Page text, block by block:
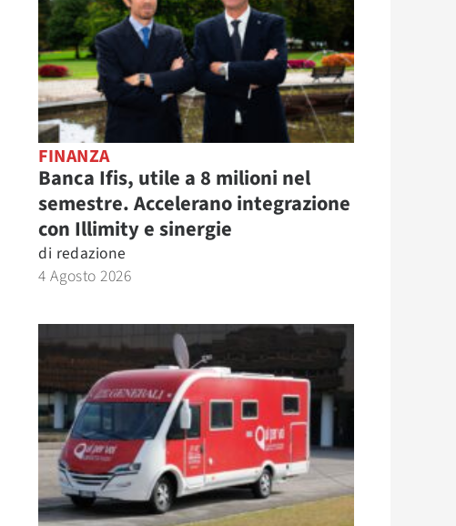
FINANZA
Banca Ifis, utile a 8 milioni nel
semestre. Accelerano integrazione
con Illimity e sinergie
di redazione
4 Agosto 2026